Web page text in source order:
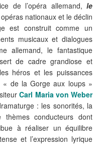
de l’opéra allemand, le
nationaux et le déclin
est construit comme un
musicaux et dialogues
allemand, le fantastique
de cadre grandiose et
héros et les puissances
« de la Gorge aux loups »
Carl Maria von Weber
: les sonorités, la
thèmes conducteurs dont
à réaliser un équilibre
et l’expression lyrique